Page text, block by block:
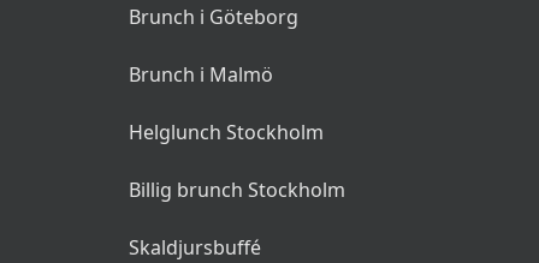
Brunch i Göteborg
Brunch i Malmö
Helglunch Stockholm
Billig brunch Stockholm
Skaldjursbuffé